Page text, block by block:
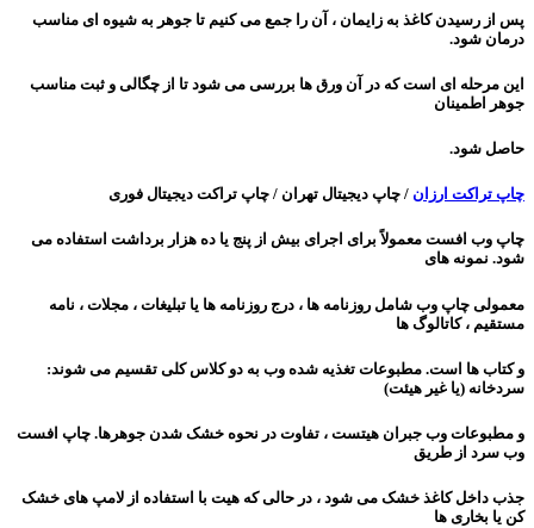
پس از رسیدن کاغذ به زایمان ، آن را جمع می کنیم تا جوهر به شیوه ای مناسب
درمان شود.
این مرحله ای است که در آن ورق ها بررسی می شود تا از چگالی و ثبت مناسب
جوهر اطمینان
حاصل شود.
چاپ تراکت ارزان / چاپ دیجیتال تهران / چاپ تراکت دیجیتال فوری
چاپ وب افست معمولاً برای اجرای بیش از پنج یا ده هزار برداشت استفاده می
شود. نمونه های
معمولی چاپ وب شامل روزنامه ها ، درج روزنامه ها یا تبلیغات ، مجلات ، نامه
مستقیم ، کاتالوگ ها
و کتاب ها است. مطبوعات تغذیه شده وب به دو کلاس کلی تقسیم می شوند:
سردخانه (یا غیر هیئت)
و مطبوعات وب جبران هیتست ، تفاوت در نحوه خشک شدن جوهرها. چاپ افست
وب سرد از طریق
جذب داخل کاغذ خشک می شود ، در حالی که هیت با استفاده از لامپ های خشک
کن یا بخاری ها